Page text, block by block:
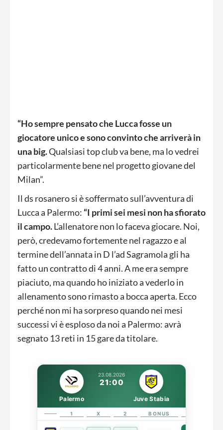
“Ho sempre pensato che Lucca fosse un
giocatore unico e sono convinto che arriverà in
una big.Qualsiasi top club va bene, ma lo vedrei
particolarmente bene nel progetto giovane del
Milan”.
Il ds rosanero si è soffermato sull’avventura di
Lucca a Palermo: “I primi sei mesi non ha sfiorato
il campo.L’allenatore non lo faceva giocare. Noi,
però, credevamo fortemente nel ragazzo e al
termine dell’annata in D l’ad Sagramola gli ha
fatto un contratto di 4 anni. A me era sempre
piaciuto, ma quando ho iniziato a vederlo in
allenamento sono rimasto a bocca aperta. Ecco
perché non mi ha sorpreso quando nei mesi
successi vi è esploso da noi a Palermo: avrà
segnato 13 reti in 15 gare da titolare.
23.08.2026
21:00
Palermo Juve Stabia
1 X 2 BONUS